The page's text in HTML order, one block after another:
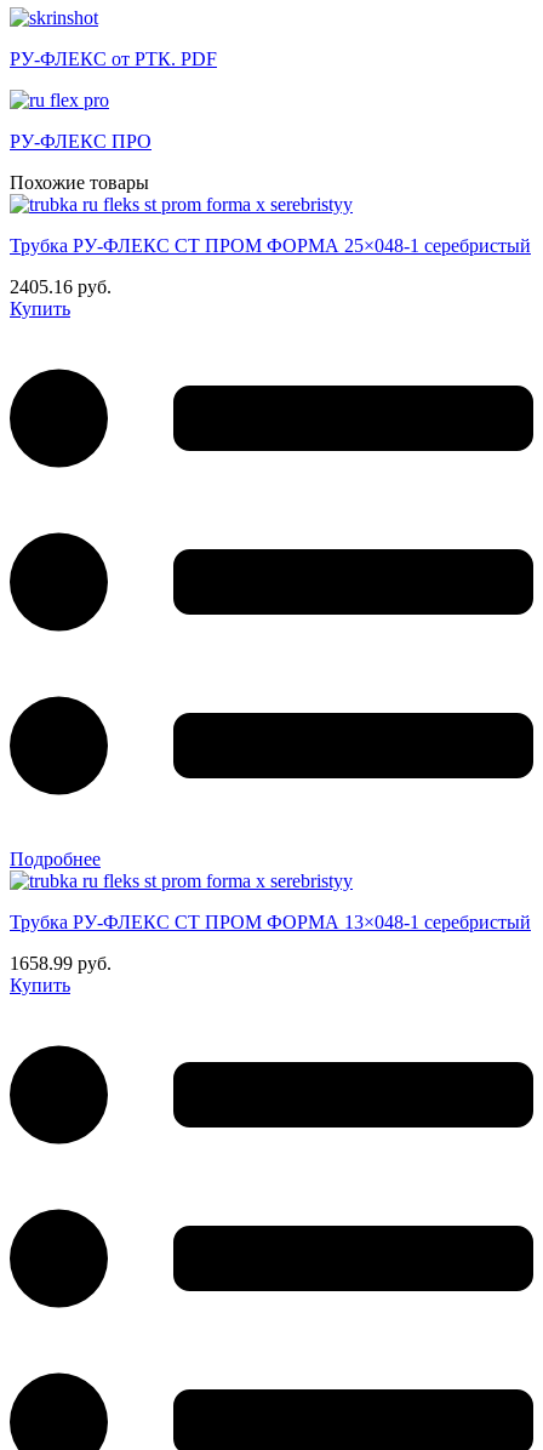
РУ-ФЛЕКС от РТК. PDF
РУ-ФЛЕКС ПРО
Похожие товары
Трубка РУ-ФЛЕКС СТ ПРОМ ФОРМА 25×048-1 серебристый
2405.16 руб.
Купить
Подробнее
Трубка РУ-ФЛЕКС СТ ПРОМ ФОРМА 13×048-1 серебристый
1658.99 руб.
Купить